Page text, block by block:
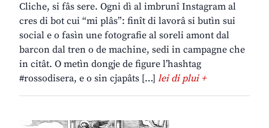
Cliche, si fâs sere. Ogni dì al imbrunî Instagram al
cres di bot cui “mi plâs”: finît di lavorâ si butìn sui
social e o fasìn une fotografie al soreli amont dal
barcon dal tren o de machine, sedi in campagne che
in citât. O metìn dongje de figure l’hashtag
#rossodisera, e o sin cjapâts […] lei di plui +